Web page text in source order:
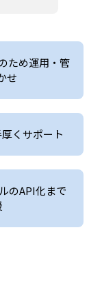
ため運用・管
せ
くサポート
のAPI化まで